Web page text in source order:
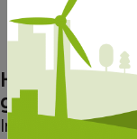
kortingen.
korting
Houd je
gaten in
In de myMega